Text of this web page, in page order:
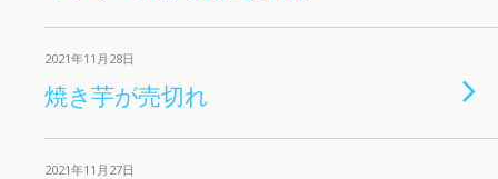
2021年11月28日
焼き芋が売切れ
2021年11月27日